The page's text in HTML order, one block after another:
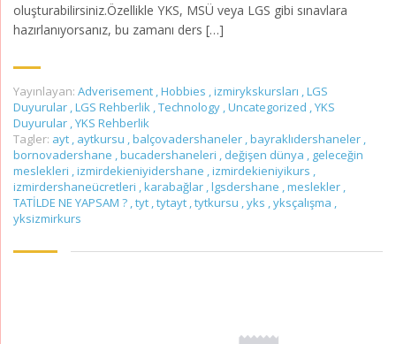
oluşturabilirsiniz.Özellikle YKS, MSÜ veya LGS gibi sınavlara
hazırlanıyorsanız, bu zamanı ders […]
Yayınlayan: Adverisement ,Hobbies ,izmirykskursları ,LGS
Duyurular ,LGS Rehberlik ,Technology ,Uncategorized ,YKS
Duyurular ,YKS Rehberlik
Tagler: ayt , aytkursu ,balçovadershaneler ,bayraklıdershaneler ,
bornovadershane ,bucadershaneleri , değişen dünya , geleceğin
meslekleri ,izmirdekieniyidershane ,izmirdekieniyikurs ,
izmirdershaneücretleri ,karabağlar ,lgsdershane ,meslekler ,
TATİLDE NE YAPSAM ? ,tyt ,tytayt ,tytkursu ,yks ,yksçalışma ,
yksizmirkurs